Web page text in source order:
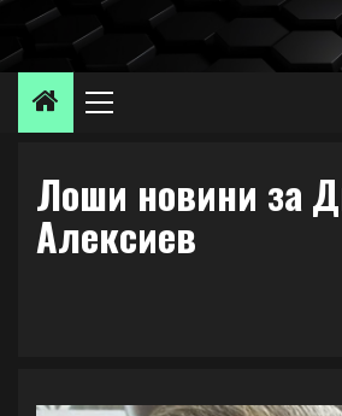
Skip
content
Primary
Лоши новини за
Алексиев